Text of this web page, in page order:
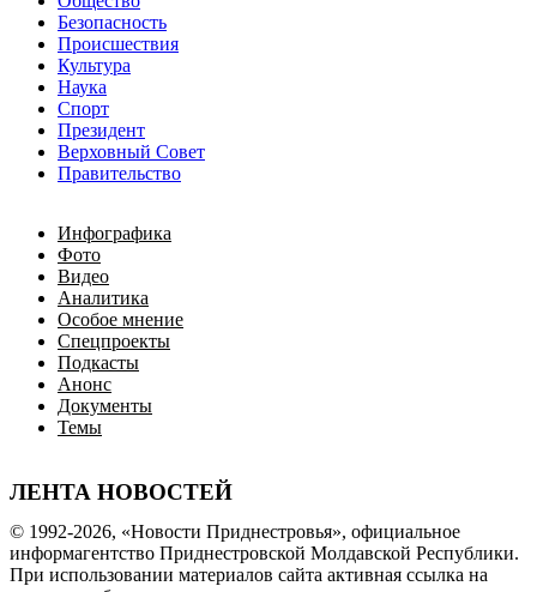
Безопасность
Происшествия
Культура
Наука
Спорт
Президент
Верховный Совет
Правительство
Инфографика
Фото
Видео
Аналитика
Особое мнение
Спецпроекты
Подкасты
Анонс
Документы
Темы
ЛЕНТА НОВОСТЕЙ
© 1992-2026, «Новости Приднестровья», официальное
информагентство Приднестровской Молдавской Республики.
При использовании материалов сайта активная ссылка на